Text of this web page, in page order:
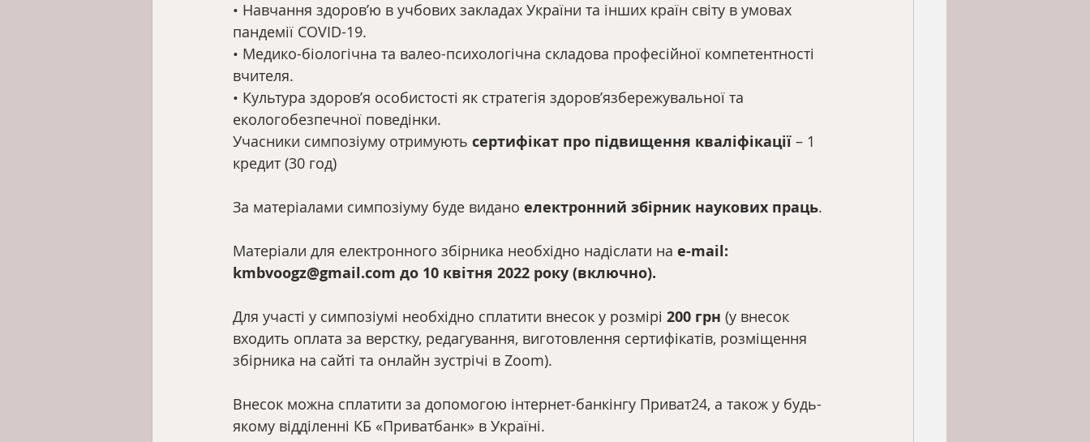
• Навчання здоров’ю в учбових закладах України та інших країн світу в умовах
пандемії COVID-19.
• Медико-біологічна та валео-психологічна складова професійної компетентності
вчителя.
• Культура здоров’я особистості як стратегія здоров’язбережувальної та
екологобезпечної поведінки.
Учасники симпозіуму отримують сертифікат про підвищення кваліфікації – 1
кредит (30 год)
За матеріалами симпозіуму буде видано електронний збірник наукових праць.
Матеріали для електронного збірника необхідно надіслати на е-mail:
kmbvoogz@gmail.com до 10 квітня 2022 року (включно).
Для участі у симпозіумі необхідно сплатити внесок у розмірі 200 грн (у внесок
входить оплата за верстку, редагування, виготовлення сертифікатів, розміщення
збірника на сайті та онлайн зустрічі в Zoom).
Внесок можна сплатити за допомогою інтернет-банкінгу Приват24, а також у будь-
якому відділенні КБ «Приватбанк» в Україні.